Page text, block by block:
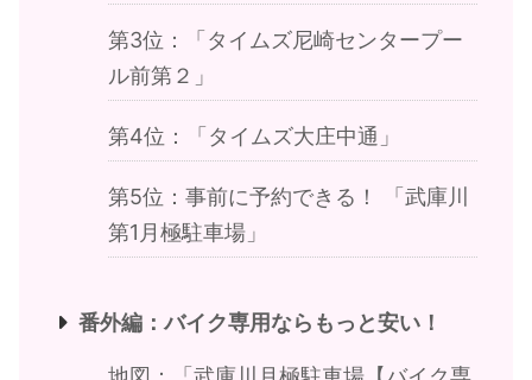
第3位：「タイムズ尼崎センタープー
ル前第２」
第4位：「タイムズ大庄中通」
第5位：事前に予約できる！ 「武庫川
第1月極駐車場」
番外編：バイク専用ならもっと安い！